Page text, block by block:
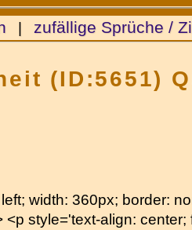
| zufällige Sprüche /
(ID:5651)
width: 360px; border:
<p style='text-align: